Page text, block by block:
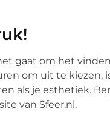
gaat om het
om uit te kiezen,
als je esthetiek.
van Sfeer.nl.